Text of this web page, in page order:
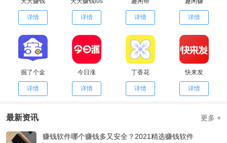
详情 详情 详情 详情
掘了个金
详情
今日涨
详情
丁香花
详情
快来发
详情
最新资讯 更多 +
赚钱软件哪个赚钱多又安全？2021精选赚钱软件